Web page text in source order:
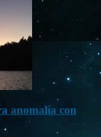
anomalía con